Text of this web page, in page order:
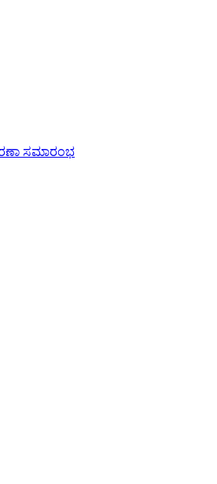
ಸಮಾರಂಭ